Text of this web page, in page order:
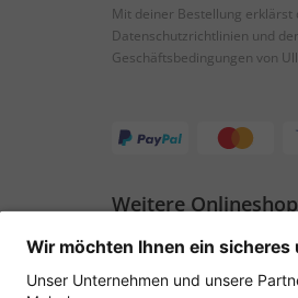
Mit deiner Bestellung erklärst
Datenschutzrichtlinien und
Geschäftsbedingungen von
Weitere
Österreich